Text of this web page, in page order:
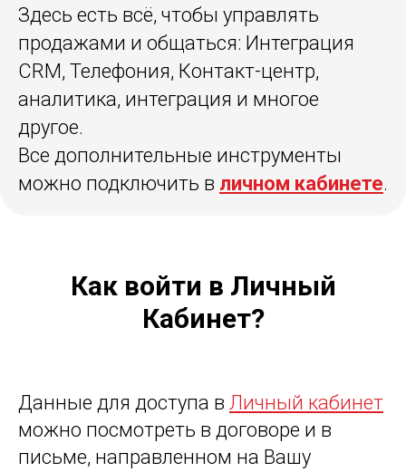
Здесь есть всё, чтобы управлять
продажами и общаться: Интеграция
CRM, Телефония, Контакт-центр,
аналитика, интеграция и многое
другое.
Все дополнительные инструменты
можно подключить в личном кабинете.
Как войти в Личный
Кабинет?
Данные для доступа в Личный кабинет
можно посмотреть в договоре и в
письме, направленном на Вашу